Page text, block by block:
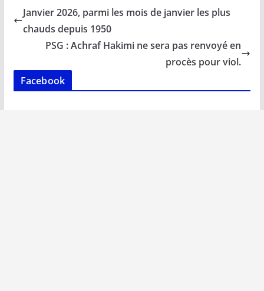
b
o
o
k
l s
A
p
e
n
y
n
k
g
Janvier 2026, parmi les mois de janvier les plus
chauds depuis 1950
PSG : Achraf Hakimi ne sera pas renvoyé en
procès pour viol.
Facebook